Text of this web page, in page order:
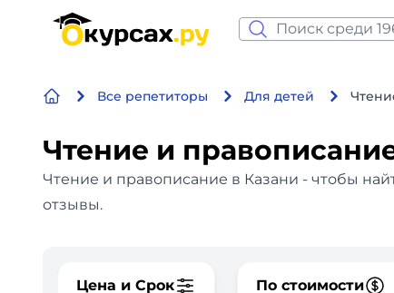
Все репетиторы Для детей
Чтение и
Чтение и правописание в Казани - чтобы
отзывы.
Цена и Срок По стоимости
Программирование
Бизнес и финансы
Дизайн